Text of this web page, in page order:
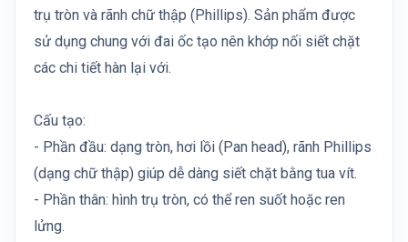
trụ tròn và rãnh chữ thập (Phillips). Sản phẩm được
sử dụng chung với đai ốc tạo nên khớp nối siết chặt
các chi tiết hàn lại với.
Cấu tạo:
- Phần đầu: dạng tròn, hơi lồi (Pan head), rãnh Phillips
(dạng chữ thập) giúp dễ dàng siết chặt bằng tua vít.
- Phần thân: hình trụ tròn, có thể ren suốt hoặc ren
lửng.